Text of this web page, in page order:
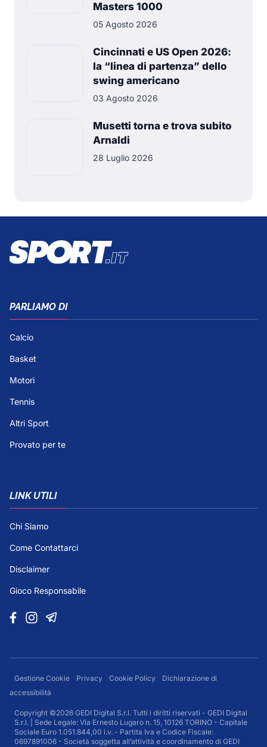
Masters 1000
05 Agosto 2026
Cincinnati e US Open 2026:
la “linea di partenza” dello
swing americano
03 Agosto 2026
Musetti torna e trova subito
Arnaldi
28 Luglio 2026
PARLIAMO DI
Calcio
Basket
Motori
Tennis
Altri Sport
Provato per te
LINK UTILI
Chi Siamo
Come Contattarci
Disclaimer
Gioco Responsabile
Gestione Cookie Privacy Cookie Policy
Dichiarazione di
accessibilità
Copyright ©2026 GEDI Digital S.r.l. Tutti i diritti riservati - GEDI Digital
S.r.l. | Sede Legale: Via Ernesto Lugaro n. 15, 10126 TORINO - Capitale
Sociale Euro 1.051.844,00 i.v. - Partita Iva e Codice Fiscale:
0697891006 - Società soggetta all’attività e coordinamento di GEDI